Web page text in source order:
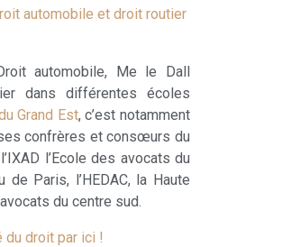
automobile et droit routier
automobile, Me le Dall
dans différentes écoles
Grand Est, c’est notamment
confrères et consœurs du
l’Ecole des avocats du
de Paris, l’HEDAC, la Haute
du centre sud.
du droit par ici !